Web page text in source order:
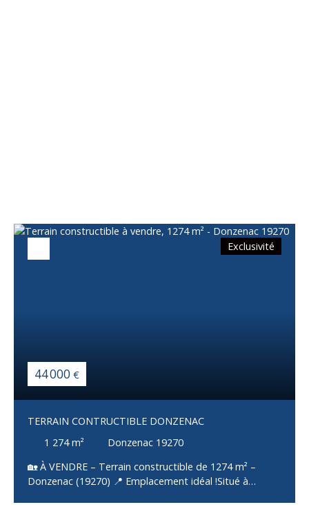
44 000 €
Exclusivité
TERRAIN CONTRUCTIBLE DONZENAC
1 274m²
Donzenac 19270
🏡 À VENDRE – Terrain constructible de 1274 m² –
Donzenac (19270) 📍 Emplacement idéal !Situé à